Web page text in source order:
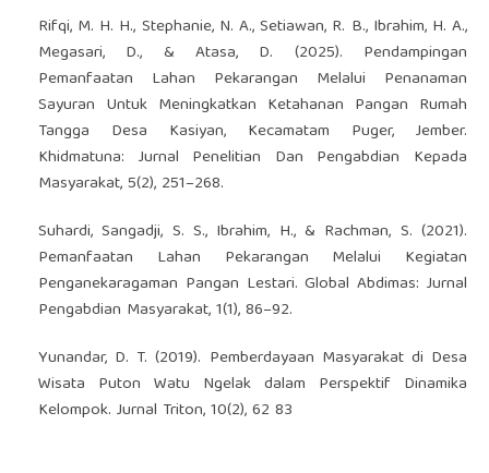
Rifqi, M. H. H., Stephanie, N. A., Setiawan, R. B., Ibrahim, H. A.,
Megasari, D., & Atasa, D. (2025). Pendampingan
Pemanfaatan Lahan Pekarangan Melalui Penanaman
Sayuran Untuk Meningkatkan Ketahanan Pangan Rumah
Tangga Desa Kasiyan, Kecamatam Puger, Jember.
Khidmatuna: Jurnal Penelitian Dan Pengabdian Kepada
Masyarakat, 5(2), 251–268.
Suhardi, Sangadji, S. S., Ibrahim, H., & Rachman, S. (2021).
Pemanfaatan Lahan Pekarangan Melalui Kegiatan
Penganekaragaman Pangan Lestari. Global Abdimas: Jurnal
Pengabdian Masyarakat, 1(1), 86–92.
Yunandar, D. T. (2019). Pemberdayaan Masyarakat di Desa
Wisata Puton Watu Ngelak dalam ‎Perspektif Dinamika
Kelompok. Jurnal Triton, 10(2), 62 83